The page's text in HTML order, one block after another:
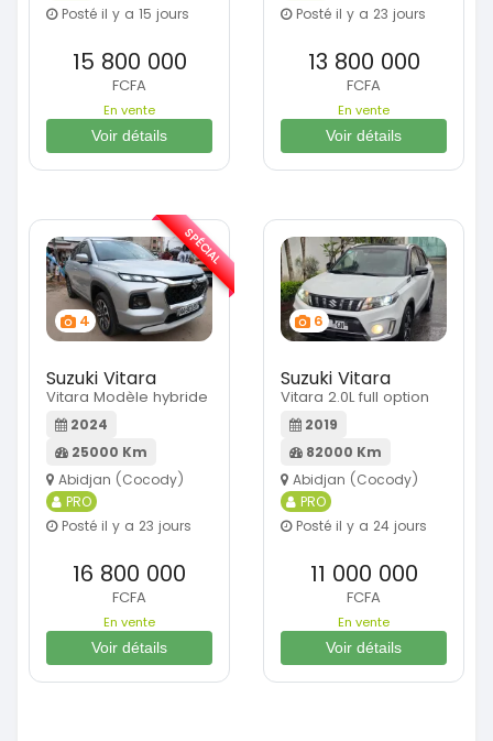
Posté il y a 15 jours
15 800 000
FCFA
En vente
Voir détails
Posté il y a 23 jours
13 800 000
FCFA
En vente
Voir détails
4
Suzuki Vitara
Vitara Modèle hybride
2024
25000 Km
Abidjan (Cocody)
PRO
Posté il y a 23 jours
16 800 000
FCFA
En vente
Voir détails
SPÉCIAL
6
Suzuki Vitara
Vitara 2.0L full option
2019
82000 Km
Abidjan (Cocody)
PRO
Posté il y a 24 jours
11 000 000
FCFA
En vente
Voir détails